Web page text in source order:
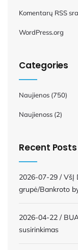
Komentarų RSS
WordPress.org
Categories
Naujienos (750)
Naujienoss (2)
Recent Posts
2026-07-29 / VšĮ
grupė/Bankroto
2026-04-22 /
susirinkimas